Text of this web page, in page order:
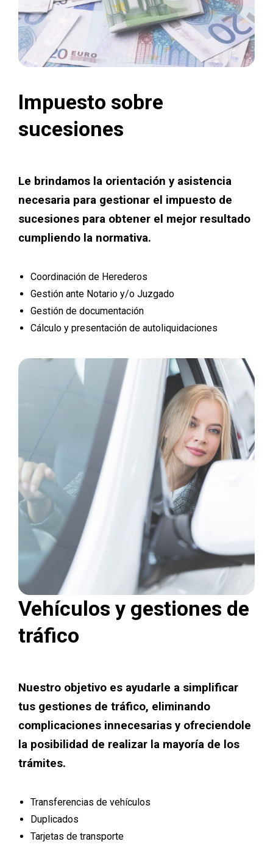
Impuesto sobre
sucesiones
Le brindamos la orientación y asistencia
necesaria para gestionar el impuesto de
sucesiones para obtener el mejor resultado
cumpliendo la normativa.
Coordinación de Herederos
Gestión ante Notario y/o Juzgado
Gestión de documentación
Cálculo y presentación de autoliquidaciones
Vehículos y gestiones de
tráfico
Nuestro objetivo es ayudarle a simplificar
tus gestiones de tráfico, eliminando
complicaciones innecesarias y ofreciendole
la posibilidad de realizar la mayoría de los
trámites.
Transferencias de vehículos
Duplicados
Tarjetas de transporte